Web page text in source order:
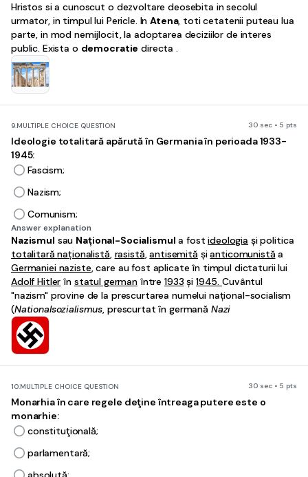
Hristos si a cunoscut o dezvoltare deosebita in secolul
urmator, in timpul lui Pericle. InAtena, toti cetatenii puteau lua
parte, in mod nemijlocit, la adoptarea deciziilor de interes
public. Exista o democratie directa .
9.MULTIPLE CHOICE QUESTION 30 sec • 5 pts
Ideologie totalitară apărută în Germania în perioada 1933-
1945:
Fascism;
Nazism;
Comunism;
Answer explanation
Nazismul sau Național-Socialismul a fostideologia și politica
totalitarănaționalistă, rasistă,antisemită șianticomunistă a
Germaniei naziste, care au fost aplicate în timpul dictaturii lui
Adolf Hitler în statul germanîntre 1933 și 1945.Cuvântul
"nazism" provine de la prescurtarea numelui național-socialism
(Nationalsozialismus, prescurtat în germană Nazi
10.MULTIPLE CHOICE QUESTION 30 sec • 5 pts
Monarhia în care regele deţine întreaga putere este o
monarhie:
constituţională;
parlamentară;